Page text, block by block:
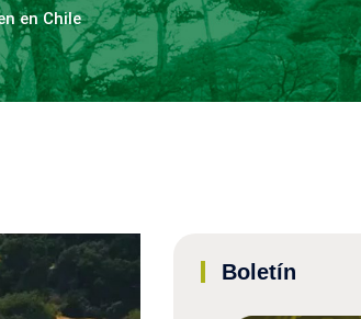
en Chile
Boletín